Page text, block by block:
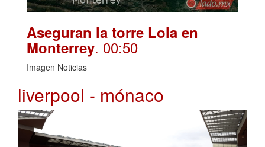
Aseguran la torre Lola en
Monterrey. 00:50
Imagen Noticias
liverpool - mónaco